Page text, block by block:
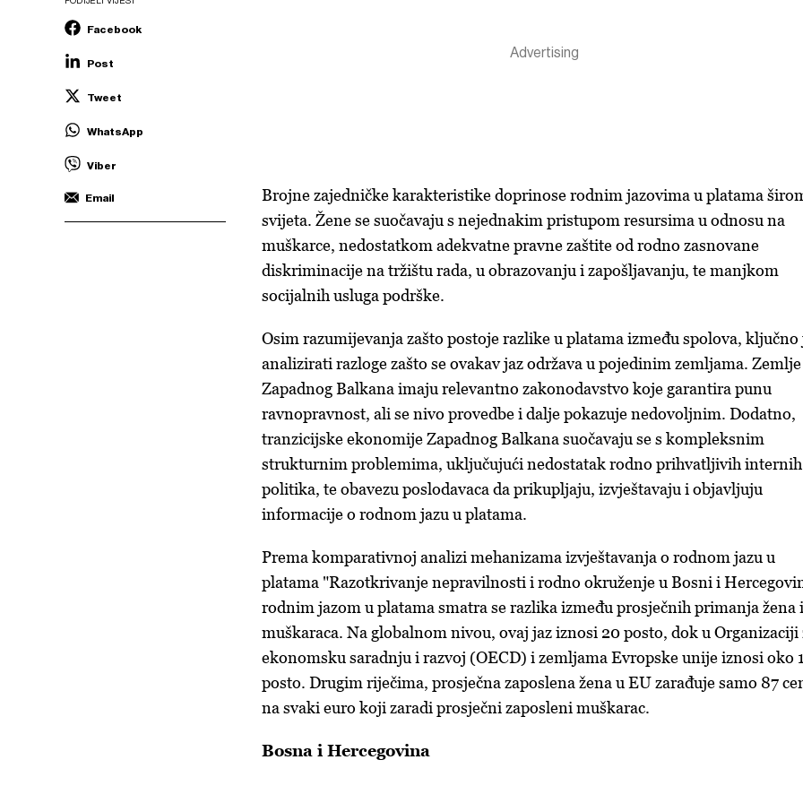
Facebook
Post
Tweet
WhatsApp
Viber
Email
Brojne zajedničke karakteristike doprinose rodnim jazovima u platama
svijeta. Žene se suočavaju s nejednakim pristupom resursima u odnosu na
muškarce, nedostatkom adekvatne pravne zaštite od rodno zasnovane
diskriminacije na tržištu rada, u obrazovanju i zapošljavanju, te manjkom
socijalnih usluga podrške.
Osim razumijevanja zašto postoje razlike u platama između spolova, ključno
analizirati razloge zašto se ovakav jaz održava u pojedinim zemljama. Zemlje
Zapadnog Balkana imaju relevantno zakonodavstvo koje garantira punu
ravnopravnost, ali se nivo provedbe i dalje pokazuje nedovoljnim. Dodatno,
tranzicijske ekonomije Zapadnog Balkana suočavaju se s kompleksnim
strukturnim problemima, uključujući nedostatak rodno prihvatljivih internih
politika, te obavezu poslodavaca da prikupljaju, izvještavaju i objavljuju
informacije o rodnom jazu u platama.
Prema komparativnoj analizi mehanizama izvještavanja o rodnom jazu u
platama "Razotkrivanje nepravilnosti i rodno okruženje u Bosni i
rodnim jazom u platama smatra se razlika između prosječnih primanja žena i
muškaraca. Na globalnom nivou, ovaj jaz iznosi 20 posto, dok u Organizaciji
ekonomsku saradnju i razvoj (OECD) i zemljama Evropske unije iznosi oko
posto. Drugim riječima, prosječna zaposlena žena u EU zarađuje samo 87
na svaki euro koji zaradi prosječni zaposleni muškarac.
Bosna i Hercegovina